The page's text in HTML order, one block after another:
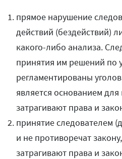
прямое нарушение
действий (бездействий)
какого-либо анализа.
принятия им решений по
регламентированы
является основанием
затрагивают права и
принятие следователем
и не противоречат
затрагивают права и